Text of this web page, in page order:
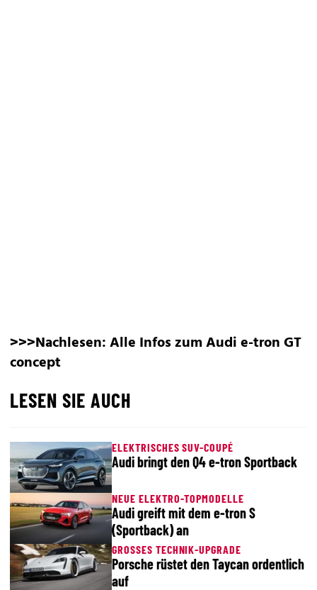
>>>Nachlesen:Alle Infos zum Audi e-tron GT
concept
LESEN SIE AUCH
ELEKTRISCHES SUV-COUPÉ
Audi bringt den Q4 e-tron Sportback
NEUE ELEKTRO-TOPMODELLE
Audi greift mit dem e-tron S
(Sportback) an
GROSSES TECHNIK-UPGRADE
Porsche rüstet den Taycan ordentlich
auf